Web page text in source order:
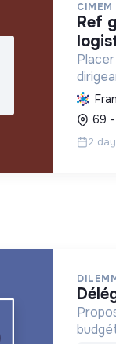
CIMEM
ref gr qsel responsable qse
69 -
2